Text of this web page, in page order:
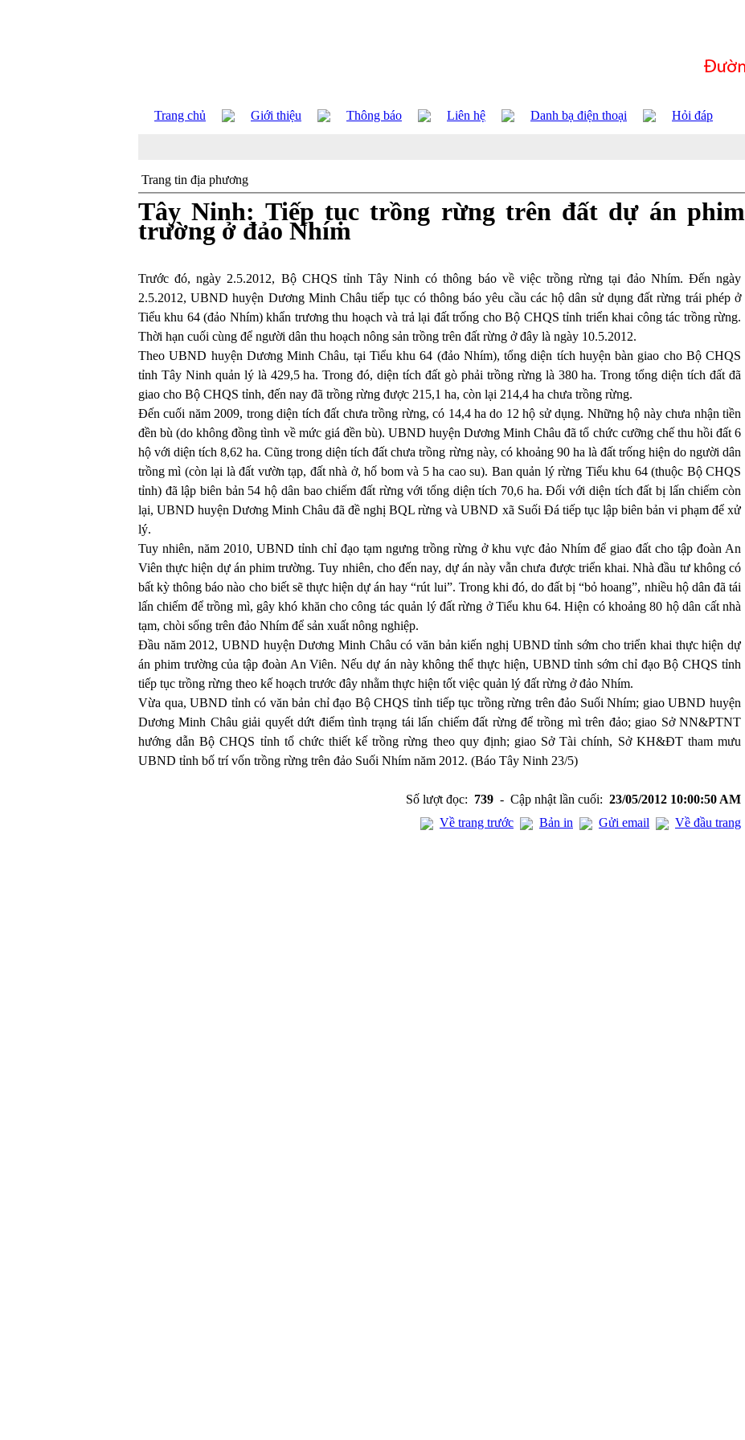
Trang chủ Giới thiệu Thông báo Liên hệ Danh bạ điện thoại Hỏi đáp
Trang tin địa phương
Tây Ninh: Tiếp tục trồng rừng trên đất dự án phim
trường ở đảo Nhím
Trước đó, ngày 2.5.2012, Bộ CHQS tỉnh Tây Ninh có thông báo về việc trồng rừng tại đảo Nhím. Đến ngày
2.5.2012, UBND huyện Dương Minh Châu tiếp tục có thông báo yêu cầu các hộ dân sử dụng đất rừng trái phép ở
Tiểu khu 64 (đảo Nhím) khẩn trương thu hoạch và trả lại đất trống cho Bộ CHQS tỉnh triển khai công tác trồng rừng.
Thời hạn cuối cùng để người dân thu hoạch nông sản trồng trên đất rừng ở đây là ngày 10.5.2012.
Theo UBND huyện Dương Minh Châu, tại Tiểu khu 64 (đảo Nhím), tổng diện tích huyện bàn giao cho Bộ CHQS
tỉnh Tây Ninh quản lý là 429,5 ha. Trong đó, diện tích đất gò phải trồng rừng là 380 ha. Trong tổng diện tích đất đã
giao cho Bộ CHQS tỉnh, đến nay đã trồng rừng được 215,1 ha, còn lại 214,4 ha chưa trồng rừng.
Đến cuối năm 2009, trong diện tích đất chưa trồng rừng, có 14,4 ha do 12 hộ sử dụng. Những hộ này chưa nhận tiền
đền bù (do không đồng tình về mức giá đền bù). UBND huyện Dương Minh Châu đã tổ chức cưỡng chế thu hồi đất 6
hộ với diện tích 8,62 ha. Cũng trong diện tích đất chưa trồng rừng này, có khoảng 90 ha là đất trống hiện do người dân
trồng mì (còn lại là đất vườn tạp, đất nhà ở, hố bom và 5 ha cao su). Ban quản lý rừng Tiểu khu 64 (thuộc Bộ CHQS
tỉnh) đã lập biên bản 54 hộ dân bao chiếm đất rừng với tổng diện tích 70,6 ha. Đối với diện tích đất bị lấn chiếm còn
lại, UBND huyện Dương Minh Châu đã đề nghị BQL rừng và UBND xã Suối Đá tiếp tục lập biên bản vi phạm để xử
lý.
Tuy nhiên, năm 2010, UBND tỉnh chỉ đạo tạm ngưng trồng rừng ở khu vực đảo Nhím để giao đất cho tập đoàn An
Viên thực hiện dự án phim trường. Tuy nhiên, cho đến nay, dự án này vẫn chưa được triển khai. Nhà đầu tư không có
bất kỳ thông báo nào cho biết sẽ thực hiện dự án hay “rút lui”. Trong khi đó, do đất bị “bỏ hoang”, nhiều hộ dân đã tái
lấn chiếm để trồng mì, gây khó khăn cho công tác quản lý đất rừng ở Tiểu khu 64. Hiện có khoảng 80 hộ dân cất nhà
tạm, chòi sống trên đảo Nhím để sản xuất nông nghiệp.
Đầu năm 2012, UBND huyện Dương Minh Châu có văn bản kiến nghị UBND tỉnh sớm cho triển khai thực hiện dự
án phim trường của tập đoàn An Viên. Nếu dự án này không thể thực hiện, UBND tỉnh sớm chỉ đạo Bộ CHQS tỉnh
tiếp tục trồng rừng theo kế hoạch trước đây nhằm thực hiện tốt việc quản lý đất rừng ở đảo Nhím.
Vừa qua, UBND tỉnh có văn bản chỉ đạo Bộ CHQS tỉnh tiếp tục trồng rừng trên đảo Suối Nhím; giao UBND huyện
Dương Minh Châu giải quyết dứt điểm tình trạng tái lấn chiếm đất rừng để trồng mì trên đảo; giao Sở NN&PTNT
hướng dẫn Bộ CHQS tỉnh tổ chức thiết kế trồng rừng theo quy định; giao Sở Tài chính, Sở KH&ĐT tham mưu
UBND tỉnh bố trí vốn trồng rừng trên đảo Suối Nhím năm 2012. (Báo Tây Ninh 23/5)
Số lượt đọc: 739 - Cập nhật lần cuối: 23/05/2012 10:00:50 AM
Về trang trước
Bản in Gửi email Về đầu trang